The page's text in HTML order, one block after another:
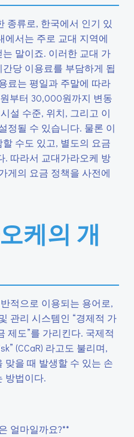
종류로, 한국에서 인기 있
에서는 주로 교대 지역에
말이죠. 이러한 교대 가
당 이용료를 부담하게 됩
료는 평일과 주말에 따라
부터 30,000원까지 변동
설 수준, 위치, 그리고 이
정될 수 있습니다. 물론 이
수도 있고, 별도의 요금
. 따라서 교대가라오케 방
게의 요금 정책을 사전에
케의 개
적으로 이용되는 용어로,
관리 시스템인 “경제적 가
제도”를 가리킨다. 국제적
(CCaR) 라고도 불리며,
맞을 때 발생할 수 있는 손
방법이다.
얼마일까요?**